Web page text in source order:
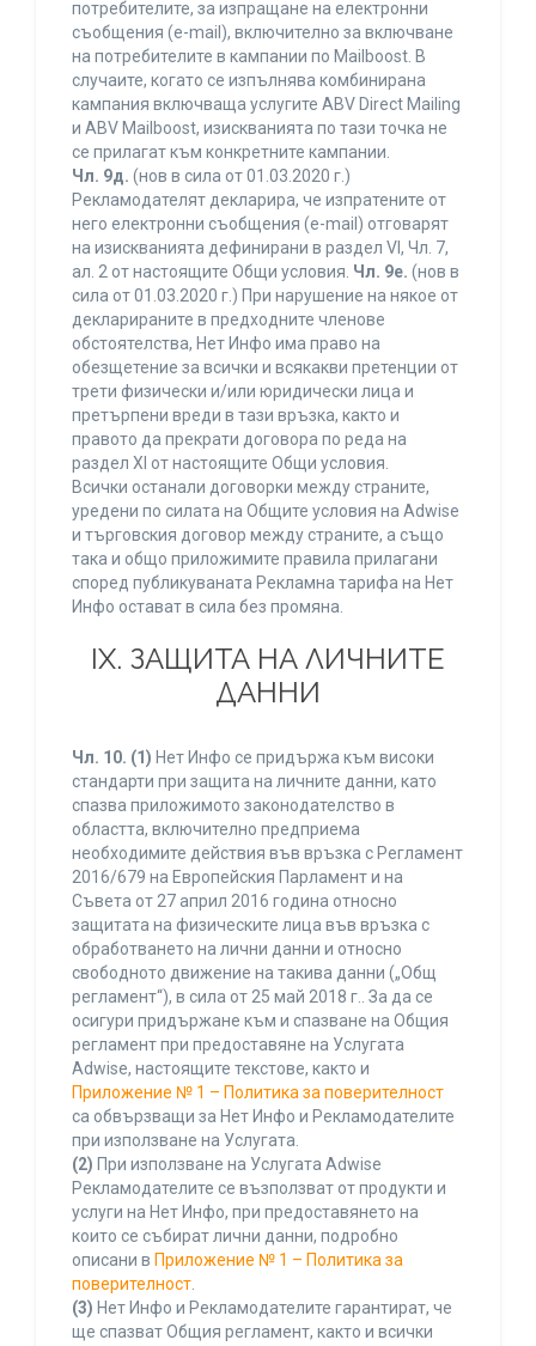
потребителите, за изпращане на електронни
съобщения (e-mail), включително за включване
на потребителите в кампании по Mailboost. В
случаите, когато се изпълнява комбинирана
кампания включваща услугите ABV Direct Mailing
и ABV Mailboost, изискванията по тази точка не
се прилагат към конкретните кампании.
Чл. 9д. (нов в сила от 01.03.2020 г.)
Рекламодателят декларира, че изпратените от
него електронни съобщения (e-mail) отговарят
на изискванията дефинирани в раздел VI, Чл. 7,
ал. 2 от настоящите Общи условия. Чл. 9е. (нов в
сила от 01.03.2020 г.) При нарушение на някое от
декларираните в предходните членове
обстоятелства, Нет Инфо има право на
обезщетение за всички и всякакви претенции от
трети физически и/или юридически лица и
претърпени вреди в тази връзка, както и
правото да прекрати договора по реда на
раздел XI от настоящите Общи условия.
Всички останали договорки между страните,
уредени по силата на Общите условия на Adwise
и търговския договор между страните, а също
така и общо приложимите правила прилагани
според публикуваната Рекламна тарифа на Нет
Инфо остават в сила без промяна.
IХ. ЗАЩИТА НА ЛИЧНИТЕ
ДАННИ
Чл. 10. (1) Нет Инфо се придържа към високи
стандарти при защита на личните данни, като
спазва приложимото законодателство в
областта, включително предприема
необходимите действия във връзка с Регламент
2016/679 на Европейския Парламент и на
Съвета от 27 април 2016 година относно
защитата на физическите лица във връзка с
обработването на лични данни и относно
свободното движение на такива данни („Общ
регламент“), в сила от 25 май 2018 г.. За да се
осигури придържане към и спазване на Общия
регламент при предоставяне на Услугата
Adwise, настоящите текстове, както и
Приложение № 1 – Политика за поверителност
са обвързващи за Нет Инфо и Рекламодателите
при използване на Услугата.
(2) При използване на Услугата Adwise
Рекламодателите се възползват от продукти и
услуги на Нет Инфо, при предоставянето на
които се събират лични данни, подробно
описани в Приложение № 1 – Политика за
поверителност.
(3) Нет Инфо и Рекламодателите гарантират, че
ще спазват Общия регламент, както и всички